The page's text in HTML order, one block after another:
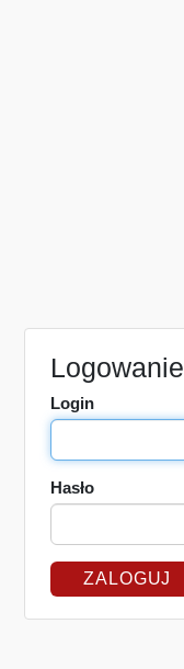
Logowanie
Login
Hasło